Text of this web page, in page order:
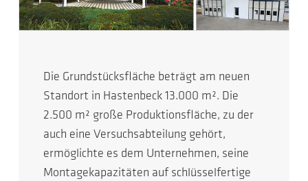
Die Grundstücksfläche beträgt am neuen
Standort in Hastenbeck 13.000 m². Die
2.500 m² große Produktionsfläche, zu der
auch eine Versuchsabteilung gehört,
ermöglichte es dem Unternehmen, seine
Montagekapazitäten auf schlüsselfertige